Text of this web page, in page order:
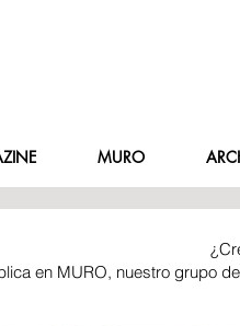
MURO
en MURO, nuestro grupo